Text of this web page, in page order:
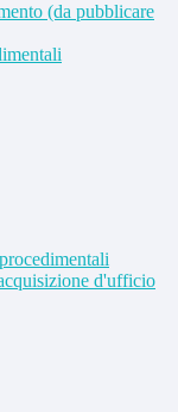
(da pubblicare
d'ufficio